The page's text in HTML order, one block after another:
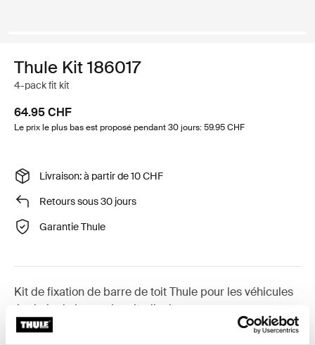
Thule Kit 186017
4-pack fit kit
64.95 CHF
Le prix le plus bas est proposé pendant 30 jours: 59.95 CHF
Livraison: à partir de 10 CHF
Retours sous 30 jours
Garantie Thule
Kit de fixation de barre de toit Thule pour les véhicules
équipés de barres longitudinales.